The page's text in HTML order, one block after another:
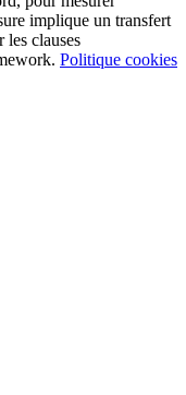
implique un transfert
les clauses
Politique cookies